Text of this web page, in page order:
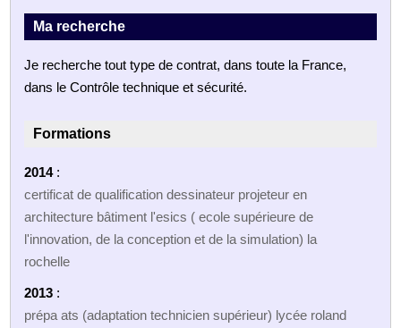
Ma recherche
Je recherche tout type de contrat, dans toute la France,
dans le Contrôle technique et sécurité.
Formations
2014:
certificat de qualification dessinateur projeteur en
architecture bâtiment l'esics ( ecole supérieure de
l'innovation, de la conception et de la simulation) la
rochelle
2013 :
prépa ats (adaptation technicien supérieur) lycée roland